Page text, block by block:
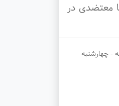
معتضدی در
- چهارشنبه